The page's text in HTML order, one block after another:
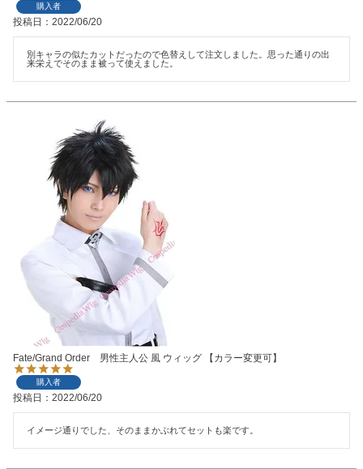
購入者
投稿日 2022/06/20
別キャラの似たカットだったので色替えして注文しました。思った通りの出
来栄えでそのまま被って使えました。
Fate/Grand Order 男性主人公 風 ウィッグ 【カラー変更可】
購入者
投稿日 2022/06/20
イメージ通りでした、そのままかぶれてセットも楽です。